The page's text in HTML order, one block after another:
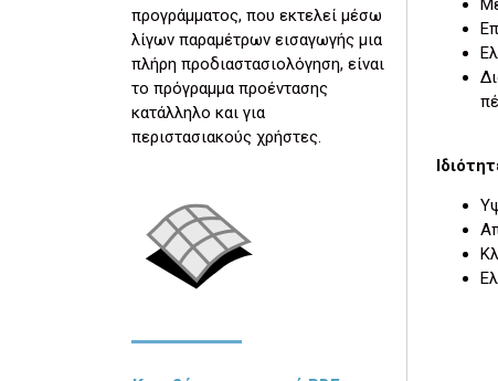
προγράμματος, που εκτελεί μέσω
λίγων παραμέτρων εισαγωγής μια
πλήρη προδιαστασιολόγηση, είναι
το πρόγραμμα προέντασης
κατάλληλο και για
περιστασιακούς χρήστες.